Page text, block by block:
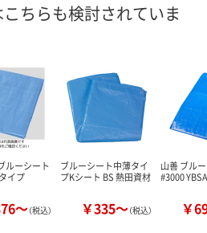
カゴへ カ
ちらも検討されていま
ルーシート
イプ
～（税込）
ブルーシート中薄タイ
プKシート BS 熱田資材
￥335～（税込）
山善 ブル
#3000
￥